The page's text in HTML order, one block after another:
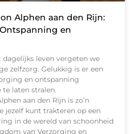
Alphen aan den Rijn:
en
dagelijks leven vergeten we
zelfzorg. Gelukkig is er een
en ontspanning
laten stralen.
aan den Rijn is zo’n
jezelf kunt trakteren op een
in de wereld van schoonheid
van Verzorging en